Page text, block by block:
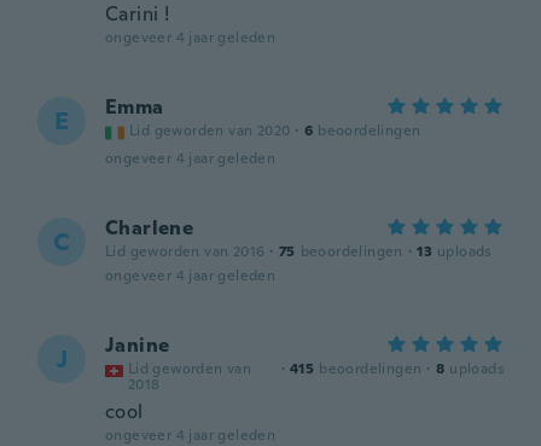
Carini !
ongeveer 4 jaar geleden
E Emma
Lid geworden van 2020 · 6 beoordelingen
ongeveer 4 jaar geleden
C Charlene
Lid geworden van 2016 · 75 beoordelingen · 13 uploads
ongeveer 4 jaar geleden
J Janine
Lid geworden van
2018
· 415 beoordelingen · 8 uploads
cool
ongeveer 4 jaar geleden